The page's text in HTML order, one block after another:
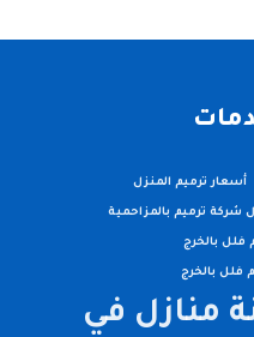
أسعار ترميم المنزل
شركة ترميم بالمزاحمية
بالخرج
فلل بالخرج
منازل في